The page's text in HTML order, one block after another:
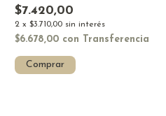
$7.420,00
2 x $3.710,00 sin interés
$6.678,00 con Transferencia